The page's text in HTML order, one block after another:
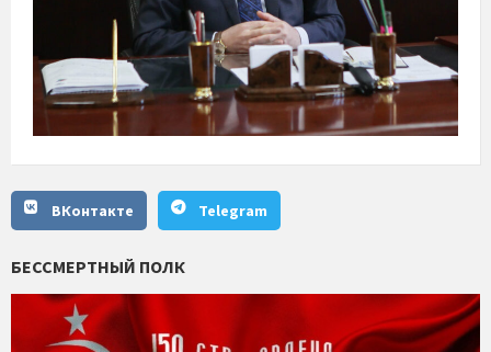
ВКонтакте Telegram
БЕССМЕРТНЫЙ ПОЛК